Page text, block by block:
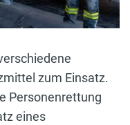
zum Einsatz.
Personenrettung
eines